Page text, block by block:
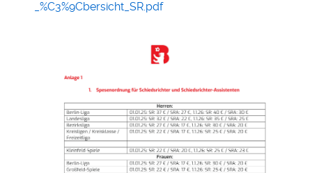
_%C3%9Cbersicht_SR.pdf